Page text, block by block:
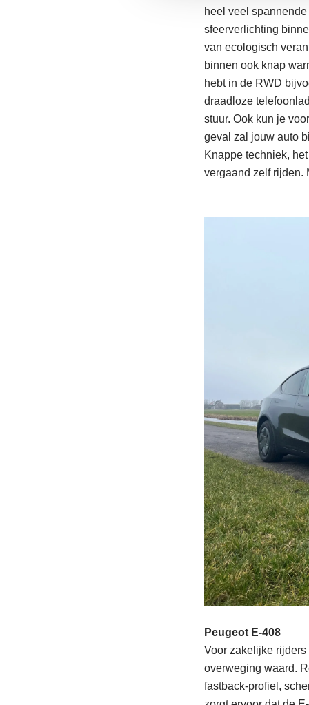
heel veel
sfeerverlichting
van ecologisch
binnen ook knap
hebt in de RWD
draadloze
stuur. Ook kun je
geval zal jouw auto
Knappe techniek,
vergaand zelf rijden.
Peugeot E-408
Voor zakelijke
overweging waard.
fastback-profiel,